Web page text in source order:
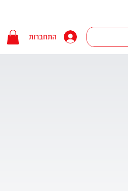
התחברות